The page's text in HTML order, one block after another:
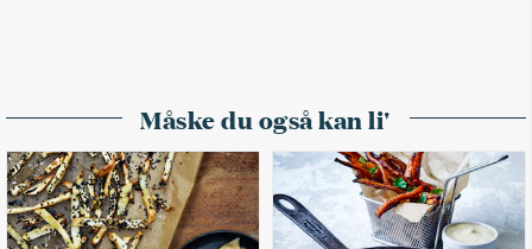
Måske du også kan li'